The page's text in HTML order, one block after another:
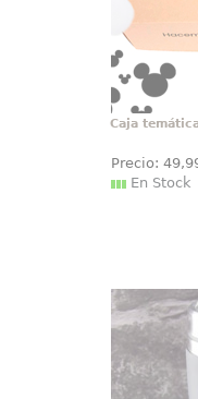
Caja
Precio: 49
En Stock
Taza
Logo de
comics
está